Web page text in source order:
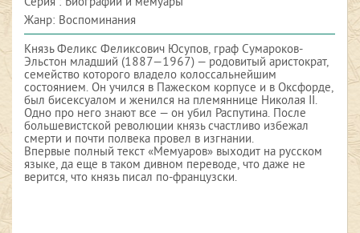
Жанр: Воспоминания
Князь Феликс Феликсович Юсупов, граф Сумароков-
Эльстон младший (1887—1967) — родовитый аристократ,
семейство которого владело колоссальнейшим
состоянием. Он учился в Пажеском корпусе и в Оксфорде,
был бисексуалом и женился на племяннице Николая II.
Одно про него знают все — он убил Распутина. После
большевистской революции князь счастливо избежал
смерти и почти полвека провел в изгнании.
Впервые полный текст «Мемуаров» выходит на русском
языке, да еще в таком дивном переводе, что даже не
верится, что князь писал по-французски.